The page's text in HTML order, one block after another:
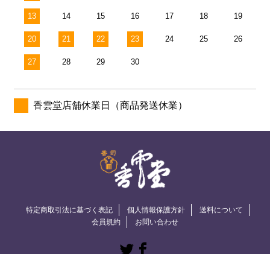
13 14 15 16 17 18 19
20 21 22 23 24 25 26
27 28 29 30
香雲堂店舗休業日（商品発送休業）
特定商取引法に基づく表記 個人情報保護方針
送料について
会員規約
お問い合わせ